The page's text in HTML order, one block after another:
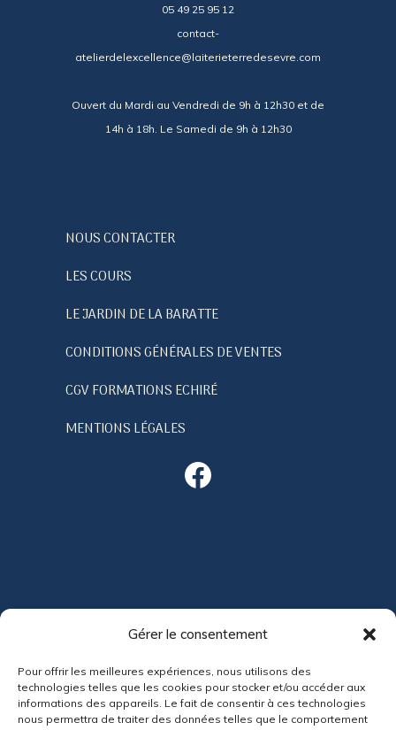
Gérer le consentement
Pour offrir les meilleures expériences, nous utilisons des
technologies telles que les cookies pour stocker et/ou accéder aux
informations des appareils. Le fait de consentir à ces technologies
nous permettra de traiter des données telles que le comportement
05 49 25 95 12
contact-
atelierdelexcellence@laiterieterredesevre.com
Ouvert du Mardi au Vendredi de 9h à 12h30 et de
14h à 18h. Le Samedi de 9h à 12h30
NOUS CONTACTER
LES COURS
LE JARDIN DE LA BARATTE
CONDITIONS GÉNÉRALES DE VENTES
CGV FORMATIONS ECHIRÉ
MENTIONS LÉGALES
Facebook
ACTUALITÉS